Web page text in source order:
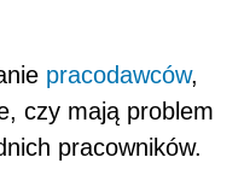
pracodawców,
czy mają problem
pracowników.